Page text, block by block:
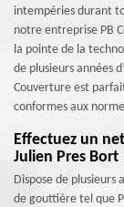
intempéries durant
notre entreprise PB
la pointe de la
de plusieurs années
Couverture est
conformes aux
Effectuez un
Julien Pres Bort
Dispose de
de gouttière tel que